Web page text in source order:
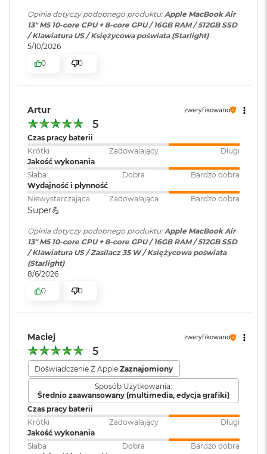
i
r
5
1
a
c
o
o
k
i
r
1
B
M
a
c
k
i
r
2
T
B
M
a
c
B
Apple M5
153 GB/s przepustowości pamięci
Silnik multimedialny
Sprzętowa akceleracja obsługi H.264, HEVC, ProRes i ProRes RAW
Silnik dekodowania wideo
Silnik kodowania wideo
Silnik kodujący i dekodujący format ProRes
Dekoder AV1
Ładowanie i rozbudowa
Port MagSafe 3
Gniazdo słuchawkowe 3,5 mm
Dwa porty Thunderbolt 4 (USB-C) obsługujące:
Ładowanie
DisplayPort
Thunderbolt 4 (do 40 Gb/s)
Klawiatura
numeryczna
NIE
klawiatura:
Touch ID:
Obsługa
wyświetlaczy
Obsługa maks. dwóch
wyświetlaczy zewnętrznych do
6K przy 60 Hz lub jednego
wyświetlacza do 8K przy 60 Hz.
Odtwarzanie wideo: Obsługiwane formaty: m.in.
HEVC,H.264, AV1 i ProRes; HDR z
dźwięku:
AAC, MP3,Apple Lossless,FLAC,
Plus i Dolby Atmos
Zainstalowany
system operacyjny:
macOS
Wersja systemu
operacyjnego:
macOS Sequoia lub nowszy
Opinia dotyczy podobnego produktu:Apple MacBook Air
13" M5 10-core CPU + 8-core GPU / 16GB RAM / 512GB SSD
/ Klawiatura US / Księżycowa poświata (Starlight)
5/10/2026
0
0
Artur zweryfikowano
5
Czas pracy baterii
Krótki
Zadowalający
Długi
Jakość wykonania
Słaba
Dobra
Bardzo dobra
Wydajność i płynność
Niewystarczająca
Zadowalająca Bardzo dobra
Super💪
Opinia dotyczy podobnego produktu: Apple MacBook Air
13" M5 10-core CPU + 8-core GPU / 16GB RAM / 512GB SSD
/ Klawiatura US / Zasilacz 35 W / Księżycowa poświata
(Starlight)
8/6/2026
0
0
Maciej zweryfikowano
5
Doświadczenie Z Apple:Zaznajomiony
Sposób Użytkowania:
Średnio zaawansowany (multimedia, edycja grafiki)
Czas pracy baterii
Krótki
Zadowalający
Długi
Jakość wykonania
Słaba
Dobra
Bardzo dobra